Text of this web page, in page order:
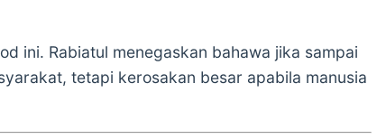
ini. Rabiatul menegaskan bahawa jika sampai
tetapi kerosakan besar apabila manusia